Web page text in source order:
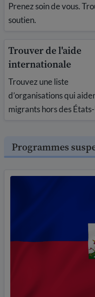
Prenez soin de vous.
soutien.
Trouver de l'aide
internationale
Trouvez une liste
d’organisations qui
migrants hors des
Programmes